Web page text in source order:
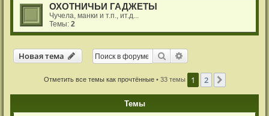
ОХОТНИЧЬИ ГАДЖЕТЫ
Чучела, манки и т.п., ит.д...
Темы:2
Новая тема
Новаятема Поиск
Отметить все темы как прочтённые• 33 темы 1 2
Темы